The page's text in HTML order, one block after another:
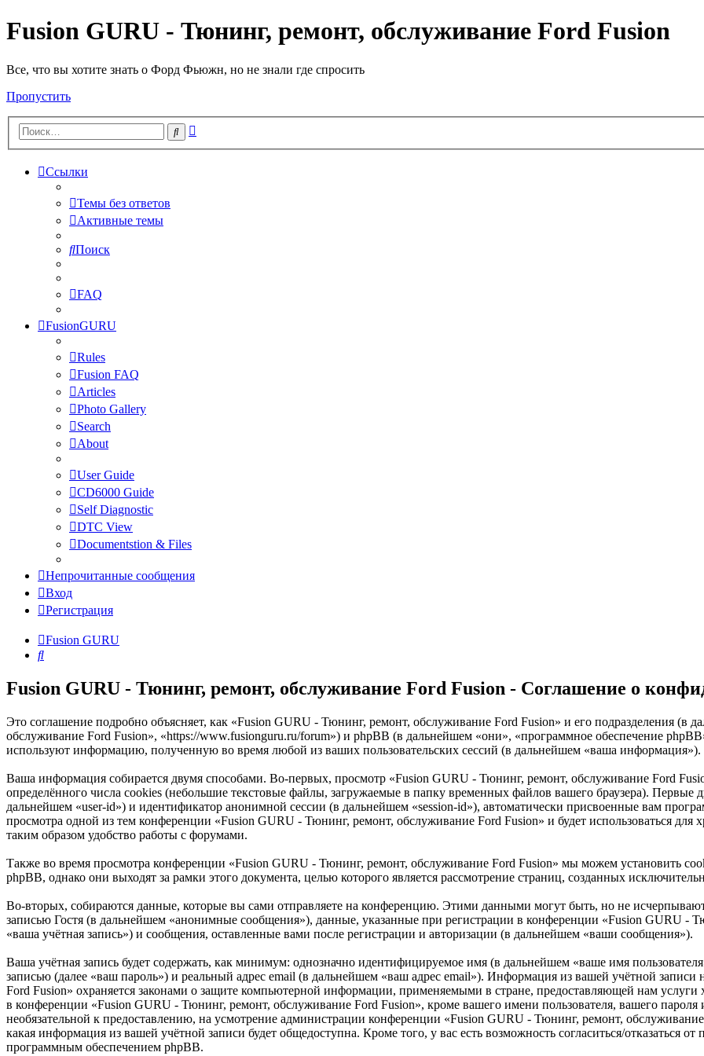
Fusion GURU - Тюнинг, ремонт, обслуживание Ford Fusion
Все, что вы хотите знать о Форд Фьюжн, но не знали где спросить
Пропустить
Поиск
Ссылки
Темы без ответов
Активные темы
Поиск
FAQ
FusionGURU
Rules
Fusion FAQ
Articles
Photo Gallery
Search
About
User Guide
CD6000 Guide
Self Diagnostic
DTC View
Documentstion & Files
Непрочитанные сообщения
Вход
Регистрация
Fusion GURU
Поиск
Fusion GURU - Тюнинг, ремонт, обслуживание Ford Fusion - Соглашение о
Это соглашение подробно объясняет, как «Fusion GURU - Тюнинг, ремонт, обслуживание Ford Fusion» и его подразделения
обслуживание Ford Fusion», «https://www.fusionguru.ru/forum») и phpBB (в дальнейшем «они», «программное обеспечение
используют информацию, полученную во время любой из ваших пользовательских сессий (в дальнейшем «ваша информация»).
Ваша информация собирается двумя способами. Во-первых, просмотр «Fusion GURU - Тюнинг, ремонт, обслуживание Ford
определённого числа cookies (небольшие текстовые файлы, загружаемые в папку временных файлов вашего браузера). Первые
дальнейшем «user-id») и идентификатор анонимной сессии (в дальнейшем «session-id»), автоматически присвоенные вам
просмотра одной из тем конференции «Fusion GURU - Тюнинг, ремонт, обслуживание Ford Fusion» и будет использоваться
таким образом удобство работы с форумами.
Также во время просмотра конференции «Fusion GURU - Тюнинг, ремонт, обслуживание Ford Fusion» мы можем установить
phpBB, однако они выходят за рамки этого документа, целью которого является рассмотрение страниц, созданных
Во-вторых, собираются данные, которые вы сами отправляете на конференцию. Этими данными могут быть, но не
записью Гостя (в дальнейшем «анонимные сообщения»), данные, указанные при регистрации в конференции «Fusion GURU -
«ваша учётная запись») и сообщения, оставленные вами после регистрации и авторизации (в дальнейшем «ваши сообщения»).
Ваша учётная запись будет содержать, как минимум: однозначно идентифицируемое имя (в дальнейшем «ваше имя
записью (далее «ваш пароль») и реальный адрес email (в дальнейшем «ваш адрес email»). Информация из вашей учётной
Ford Fusion» охраняется законами о защите компьютерной информации, применяемыми в стране, предоставляющей нам
в конференции «Fusion GURU - Тюнинг, ремонт, обслуживание Ford Fusion», кроме вашего имени пользователя, вашего пароля
необязательной к предоставлению, на усмотрение администрации конференции «Fusion GURU - Тюнинг, ремонт,
какая информация из вашей учётной записи будет общедоступна. Кроме того, у вас есть возможность согласиться/отказаться
программным обеспечением phpBB.